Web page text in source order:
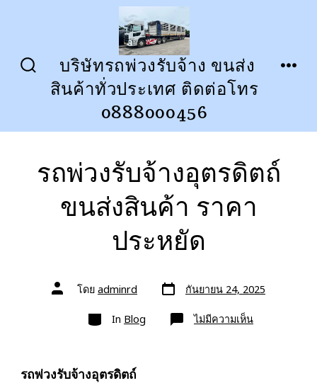
บริษัทรถพ่วงรับจ้าง ขนส่ง
สินค้าทั่วประเทศ ติดต่อโทร
0888000456
รถพ่วงรับจ้างอุตรดิตถ์
ขนส่งสินค้า ราคา
ประหยัด
ผู้
เขียน โดย adminrd วัน
ที่
เรื่อง
กันยายน 24, 2025
หมวด
In Blog ไม่มีความเห็นบน
รถ
รถพ่วงรับจ้างอุตรดิตถ์